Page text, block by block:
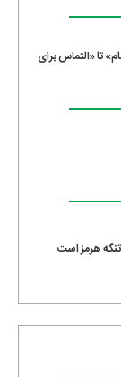
تا «التماس برای
هرمز است